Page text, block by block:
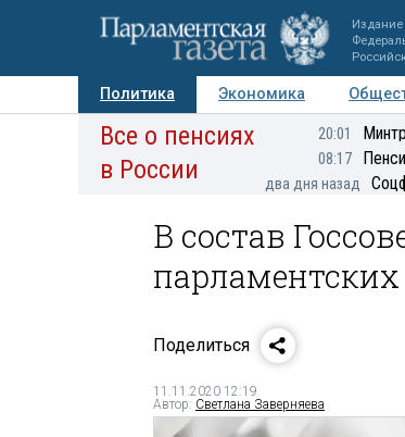
Издание
Политика Экономика
Авторы Персоны Мнения
Все о пенсиях
в России
20:01
08:17
два дня назад
В состав
Поделиться
11.11.2020 12:19
Автор: Светлана Заверняева